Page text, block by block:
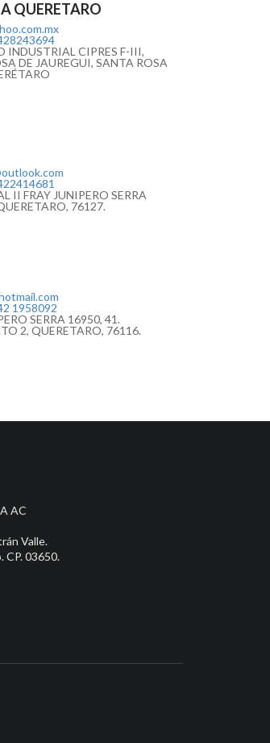
QUERETARO
INDUSTRIAL CIPRES F-III,
DE JAUREGUI, SANTA ROSA
II FRAY JUNIPERO SERRA
76127.
1958092
SERRA 16950, 41.
2, QUERETARO, 76116.
AC
Valle.
CP. 03650.